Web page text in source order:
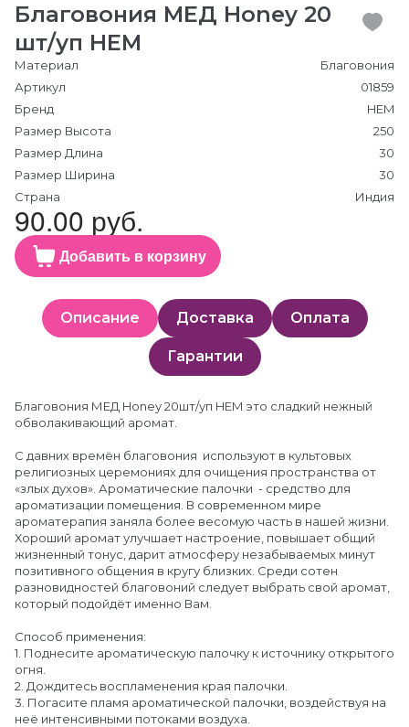
Благовония МЕД Honey 20
шт/уп HEM
Материал
Благовония
Артикул
01859
Бренд
HEM
Размер Высота
250
Размер Длина
30
Размер Ширина
30
Страна
Индия
90.00 руб.
Добавить в корзину
Описание Доставка Оплата
Гарантии
Благовония МЕД Honey 20шт/уп HEM это сладкий нежный
обволакивающий аромат.
С давних времён благовония используют в культовых
религиозных церемониях для очищения пространства от
«злых духов». Ароматические палочки - средство для
ароматизации помещения. В современном мире
ароматерапия заняла более весомую часть в нашей жизни.
Хороший аромат улучшает настроение, повышает общий
жизненный тонус, дарит атмосферу незабываемых минут
позитивного общения в кругу близких. Среди сотен
разновидностей благовоний следует выбрать свой аромат,
который подойдёт именно Вам.
Способ применения:
1. Поднесите ароматическую палочку к источнику открытого
огня.
2. Дождитесь воспламенения края палочки.
3. Погасите пламя ароматической палочки, воздействуя на
неё интенсивными потоками воздуха.